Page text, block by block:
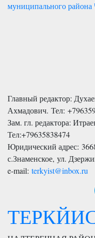
муниципального района
Главный редактор:
Ахмадович. Тел:
Зам. гл. редактора:
Тел:+79635838474
Юридический адрес:
с.Знаменское, ул.
e-mail: terkyist@inbox.ru